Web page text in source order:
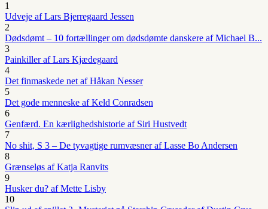
1
Udveje af Lars Bjerregaard Jessen
2
Dødsdømt – 10 fortællinger om dødsdømte danskere af Michael B...
3
Painkiller af Lars Kjædegaard
4
Det finmaskede net af Håkan Nesser
5
Det gode menneske af Keld Conradsen
6
Genfærd. En kærlighedshistorie af Siri Hustvedt
7
No shit, S 3 – De tyvagtige rumvæsner af Lasse Bo Andersen
8
Grænseløs af Katja Ranvits
9
Husker du? af Mette Lisby
10